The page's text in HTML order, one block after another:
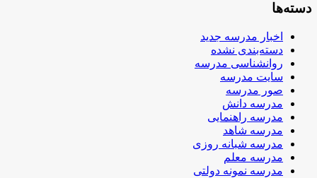
دسته‌ها
اخبار مدرسه جدید
دسته‌بندی نشده
روانشناسی مدرسه
سایت مدرسه
صور مدرسه
مدرسه دانش
مدرسه راهنمایی
مدرسه شاهد
مدرسه شبانه روزی
مدرسه معلم
مدرسه نمونه دولتی